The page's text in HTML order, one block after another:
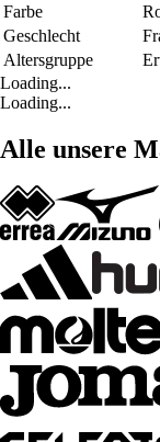
Farbe
Geschlecht
Altersgruppe
Loading...
Loading...
Alle unsere